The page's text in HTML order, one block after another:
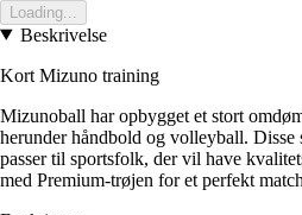
Loading...
Beskrivelse
Kort Mizuno training
Mizunoball har opbygget et stort
herunder håndbold og volleyball. Disse
passer til sportsfolk, der vil have
med Premium-trøjen for et perfekt